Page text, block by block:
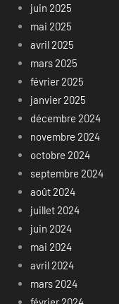
juin 2025
mai 2025
avril 2025
mars 2025
février 2025
janvier 2025
décembre 2024
novembre 2024
octobre 2024
septembre 2024
août 2024
juillet 2024
juin 2024
mai 2024
avril 2024
mars 2024